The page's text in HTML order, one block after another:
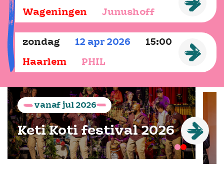
Wageningen Junushoff
zondag 12 apr 2026 15:00
Haarlem PHIL
vanaf jul 2026
Keti Koti festival 2026